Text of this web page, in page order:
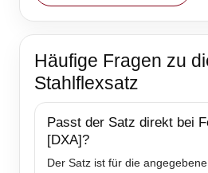
Häufige Fragen zu
Stahlflexsatz
Passt der Satz direkt bei
[DXA]?
Der Satz ist für die angegebene